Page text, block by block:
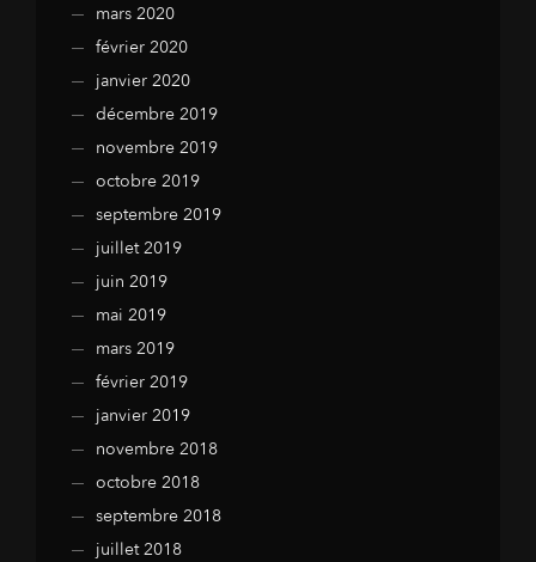
mars 2020
février 2020
janvier 2020
décembre 2019
novembre 2019
octobre 2019
septembre 2019
juillet 2019
juin 2019
mai 2019
mars 2019
février 2019
janvier 2019
novembre 2018
octobre 2018
septembre 2018
juillet 2018